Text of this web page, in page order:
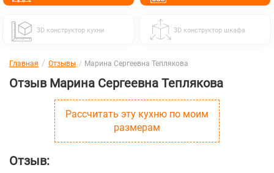
3D конструктор кухни 3D конструктор шкафа
Главная Отзывы Марина Сергеевна Теплякова
Отзыв Марина Сергеевна Теплякова
Рассчитать эту кухню по моим
размерам
Отзыв: